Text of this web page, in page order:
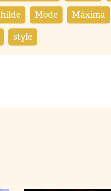
Mode Máxima
style